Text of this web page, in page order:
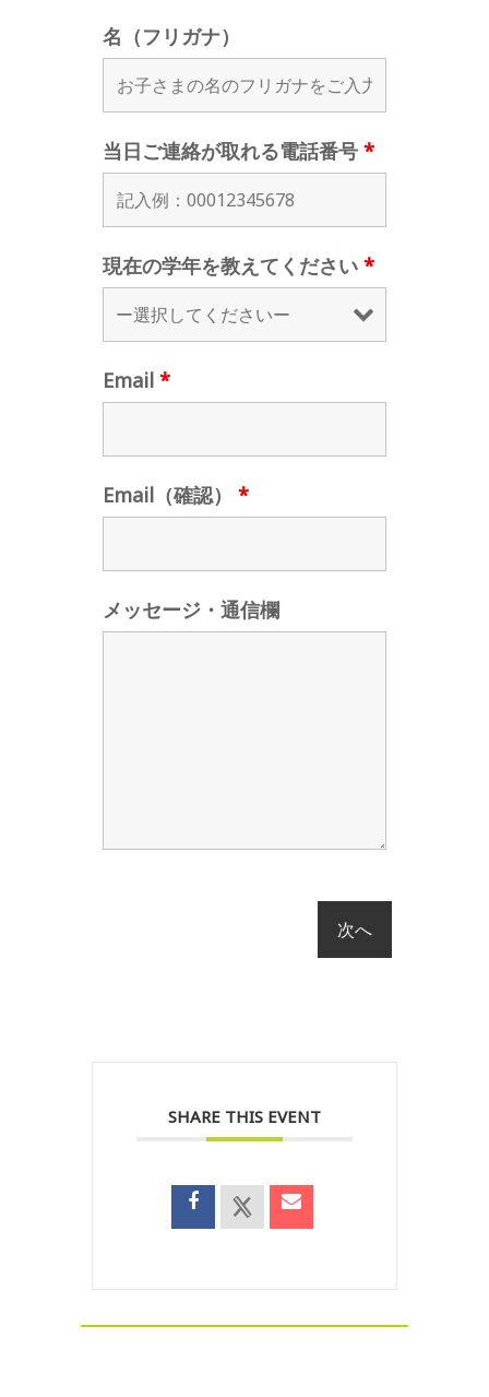
名（フリガナ）
当日ご連絡が取れる電話番号 *
現在の学年を教えてください *
Email *
Email（確認） *
メッセージ・通信欄
SHARE THIS EVENT